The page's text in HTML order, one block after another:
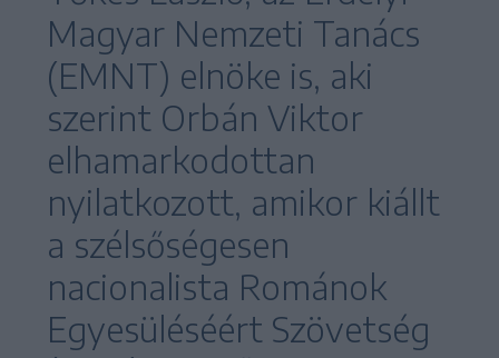
Magyar Nemzeti Tanács
(EMNT) elnöke is, aki
szerint Orbán Viktor
elhamarkodottan
nyilatkozott, amikor kiállt
a szélsőségesen
nacionalista Románok
Egyesüléséért Szövetség